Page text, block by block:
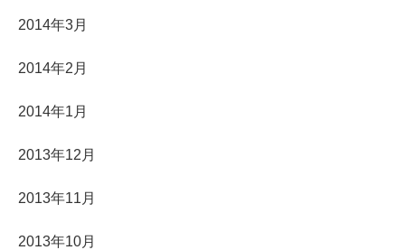
2014年3月
2014年2月
2014年1月
2013年12月
2013年11月
2013年10月